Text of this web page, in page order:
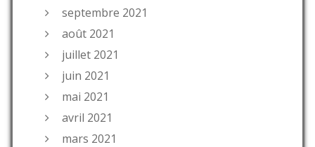
septembre 2021
août 2021
juillet 2021
juin 2021
mai 2021
avril 2021
mars 2021